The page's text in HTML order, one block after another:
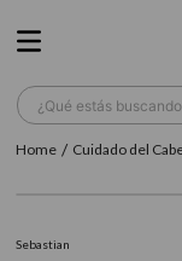
¿Qué estás
Cuidado del
Sebastian
TÉRMINOS